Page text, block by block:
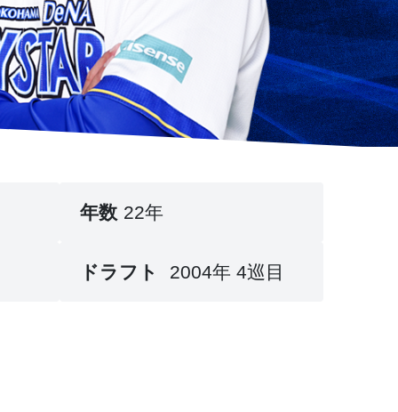
年数 22年
ドラフト 2004年 4巡目